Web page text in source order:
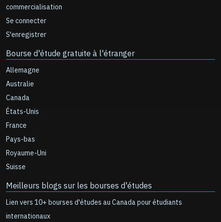
commercialisation
Se connecter
S'enregistrer
Bourse d'étude gratuite à l'étranger
Allemagne
Australie
Canada
États-Unis
France
Pays-bas
Royaume-Uni
Suisse
Meilleurs blogs sur les bourses d'études
Lien vers 10+ bourses d'études au Canada pour étudiants
internationaux